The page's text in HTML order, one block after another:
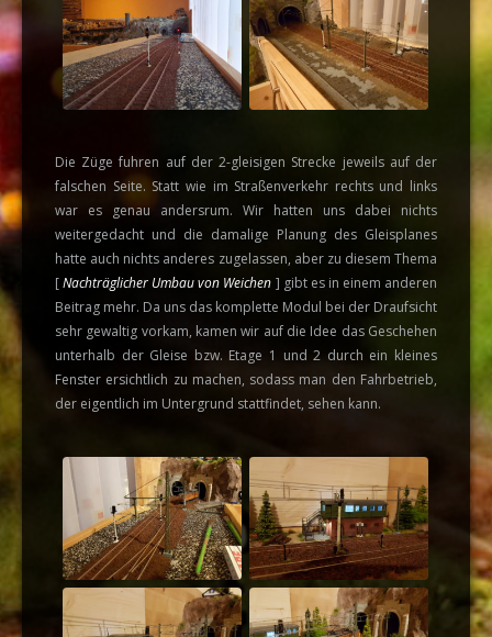
Die Züge fuhren auf der 2-gleisigen Strecke jeweils auf der
falschen Seite. Statt wie im Straßenverkehr rechts und links
war es genau andersrum. Wir hatten uns dabei nichts
weitergedacht und die damalige Planung des Gleisplanes
hatte auch nichts anderes zugelassen, aber zu diesem Thema
[Nachträglicher Umbau von Weichen ] gibt es in einem anderen
Beitrag mehr. Da uns das komplette Modul bei der Draufsicht
sehr gewaltig vorkam, kamen wir auf die Idee das Geschehen
unterhalb der Gleise bzw. Etage 1 und 2 durch ein kleines
Fenster ersichtlich zu machen, sodass man den Fahrbetrieb,
der eigentlich im Untergrund stattfindet, sehen kann.